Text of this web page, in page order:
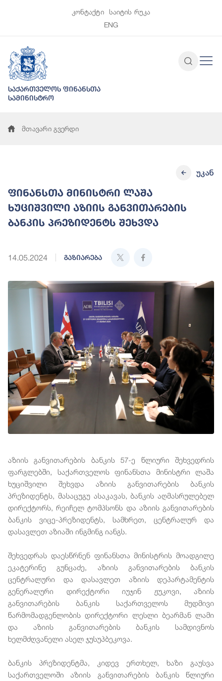
კონტაქტი
საიტის რუკა
ENG
საქართველოს ფინანსთა
სამინისტრო
მთავარი გვერდი
ფინანსთა მინისტრი ლაშა
ხუციშვილი აზიის განვითარების
ბანკის პრეზიდენტს შეხვდა
14.05.2024 გაზიარება
უკან
აზიის განვითარების ბანკის 57-ე წლიური შეხვედრის
ფარგლებში, საქართველოს ფინანსთა მინისტრი ლაშა
ხუციშვილი შეხვდა აზიის განვითარების ბანკის
პრეზიდენტს, მასაცუგუ ასაკავას, ბანკის აღმასრულებელ
დირექტორს, რეიჩელ ტომპსონს და აზიის განვითარების
ბანკის ვიცე-პრეზიდენტს, სამხრეთ, ცენტრალურ და
დასავლეთ აზიაში ინგმინგ იანგს.
შეხვედრას დაესწრნენ ფინანსთა მინისტრის მოადგილე
ეკატერინე გუნცაძე, აზიის განვითარების ბანკის
ცენტრალური და დასავლეთ აზიის დეპარტამენტის
გენერალური დირექტორი იუჯინ ჟუკოვი, აზიის
განვითარების ბანკის საქართველოს მუდმივი
წარმომადგენლობის დირექტორი ლესლი ბეარმან ლამი
და აზიის განვითარების ბანკის სამდივნოს
ხელმძღვანელი ასელ ჯუსუპბეკოვა.
ბანკის პრეზიდენტმა, კიდევ ერთხელ, ხაზი გაუსვა
საქართველოში აზიის განვითარების ბანკის წლიური